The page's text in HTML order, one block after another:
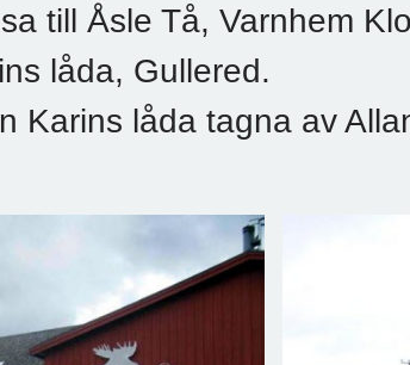
till Åsle Tå, Varnhem
låda, Gullered.
Karins låda tagna av